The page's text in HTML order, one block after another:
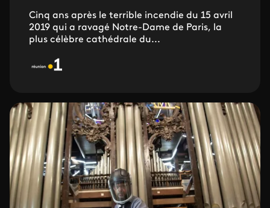
Cinq ans après le terrible incendie du 15 avril
2019 qui a ravagé Notre-Dame de Paris, la
plus célèbre cathédrale du...